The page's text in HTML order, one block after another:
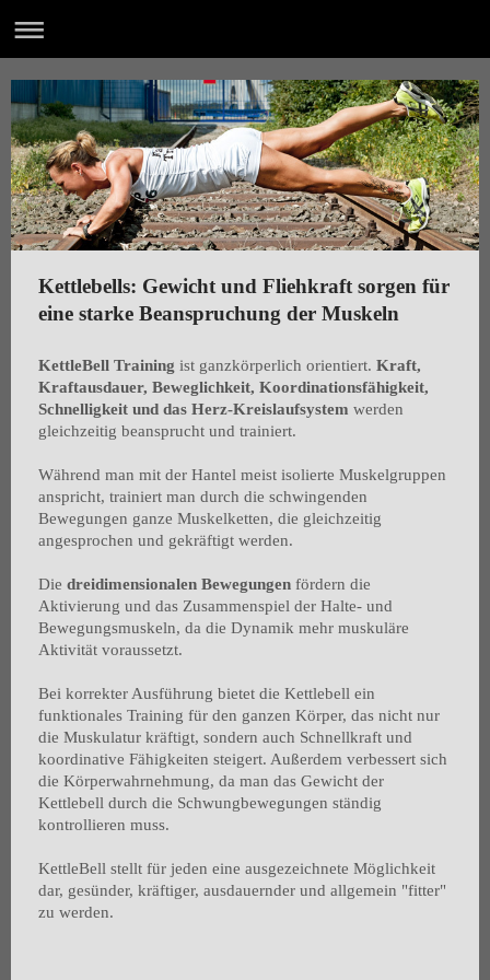
Kettlebells: Gewicht und Fliehkraft sorgen für
eine starke Beanspruchung der Muskeln
KettleBell Training ist ganzkörperlich orientiert. Kraft,
Kraftausdauer, Beweglichkeit, Koordinationsfähigkeit,
Schnelligkeit und das Herz-Kreislaufsystem werden
gleichzeitig beansprucht und trainiert.
Während man mit der Hantel meist isolierte Muskelgruppen
anspricht, trainiert man durch die schwingenden
Bewegungen ganze Muskelketten, die gleichzeitig
angesprochen und gekräftigt werden.
Die dreidimensionalen Bewegungen fördern die
Aktivierung und das Zusammenspiel der Halte- und
Bewegungsmuskeln, da die Dynamik mehr muskuläre
Aktivität voraussetzt.
Bei korrekter Ausführung bietet die Kettlebell ein
funktionales Training für den ganzen Körper, das nicht nur
die Muskulatur kräftigt, sondern auch Schnellkraft und
koordinative Fähigkeiten steigert. Außerdem verbessert sich
die Körperwahrnehmung, da man das Gewicht der
Kettlebell durch die Schwungbewegungen ständig
kontrollieren muss.
KettleBell stellt für jeden eine ausgezeichnete Möglichkeit
dar, gesünder, kräftiger, ausdauernder und allgemein "fitter"
zu werden.